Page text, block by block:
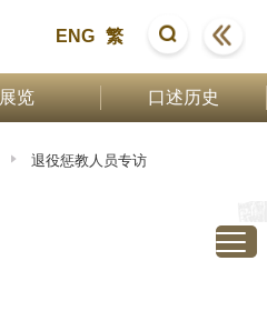
ENG 繁
展览 口述历史
退役惩教人员专访